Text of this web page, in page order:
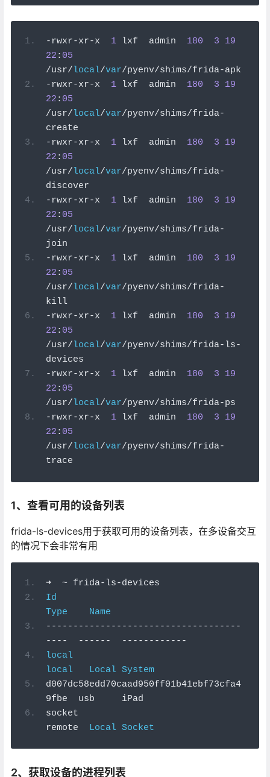
-rwxr-xr-x 1 lxf  admin 180 3
19
22 : 05
/usr/local/var/pyenv/shims/frida-apk
-rwxr-xr-x 1 lxf  admin 180 3
19
22 : 05
/usr/local/var/pyenv/shims/frida-
create
-rwxr-xr-x 1 lxf  admin 180 3
19
22 : 05
/usr/local/var/pyenv/shims/frida-
discover
-rwxr-xr-x 1 lxf  admin 180 3
19
22 : 05
/usr/local/var/pyenv/shims/frida-
join
-rwxr-xr-x 1 lxf  admin 180 3
19
22 : 05
/usr/local/var/pyenv/shims/frida-
kill
-rwxr-xr-x 1 lxf  admin 180 3
19
22 : 05
/usr/local/var/pyenv/shims/frida- ls-
devices
-rwxr-xr-x 1 lxf  admin 180 3
19
22 : 05
/usr/local/var/pyenv/shims/frida-ps
-rwxr-xr-x 1 lxf  admin 180 3
19
22 : 05
/usr/local/var/pyenv/shims/frida-
trace
1、查看可用的设备列表
frida-ls-devices用于获取可用的设备列表，在多设备交互
的情况下会非常有用
➜ ~ frida- ls-devices
Id
Type
Name
------------------------------------
----
------
------------
local
local
Local System
d007dc58edd70caad950ff01b41ebf73cfa4
9fbe  usb     iPad
socket
remote Local Socket
2、获取设备的进程列表